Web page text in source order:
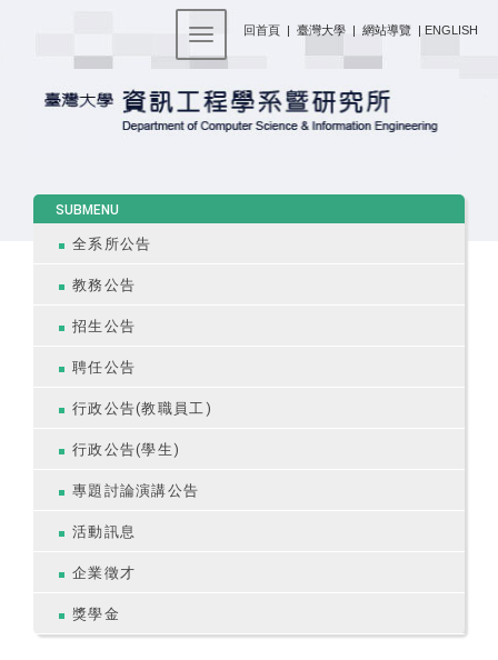
回首頁 | 臺灣大學 | 網站導覽 | ENGLISH
Toggle navigation
SUBMENU
全系所公告
教務公告
招生公告
聘任公告
行政公告(教職員工)
行政公告(學生)
專題討論演講公告
活動訊息
企業徵才
獎學金